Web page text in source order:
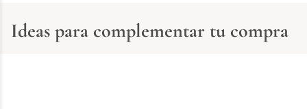
Ideas para complementar tu compra